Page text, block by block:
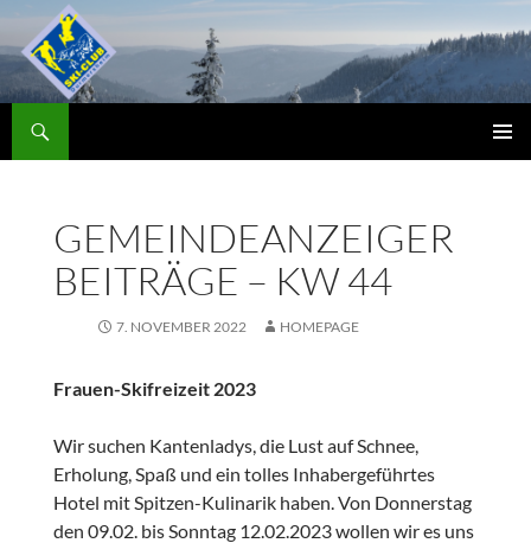
Zum
Inhalt
springen
Skiclub
GEMEINDEANZEIGER
BEITRÄGE – KW 44
7. NOVEMBER 2022 HOMEPAGE
Frauen-Skifreizeit 2023
Wir suchen Kantenladys, die Lust auf Schnee,
Erholung, Spaß und ein tolles Inhabergeführtes
Hotel mit Spitzen-Kulinarik haben. Von Donnerstag
den 09.02. bis Sonntag 12.02.2023 wollen wir es uns